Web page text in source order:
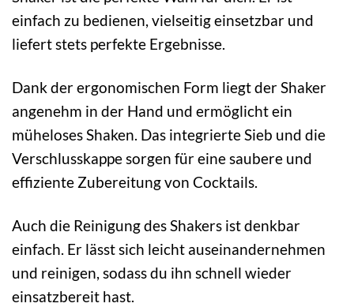
einfach zu bedienen, vielseitig einsetzbar und
liefert stets perfekte Ergebnisse.
Dank der ergonomischen Form liegt der Shaker
angenehm in der Hand und ermöglicht ein
müheloses Shaken. Das integrierte Sieb und die
Verschlusskappe sorgen für eine saubere und
effiziente Zubereitung von Cocktails.
Auch die Reinigung des Shakers ist denkbar
einfach. Er lässt sich leicht auseinandernehmen
und reinigen, sodass du ihn schnell wieder
einsatzbereit hast.